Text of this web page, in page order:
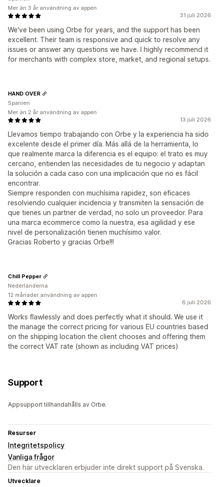
31 juli 2026
We've been using Orbe for years, and the support has been
excellent. Their team is responsive and quick to resolve any
issues or answer any questions we have. I highly recommend it
for merchants with complex store, market, and regional setups.
Mer än 3 år användning av appen
13 juli 2026
Llevamos tiempo trabajando con Orbe y la experiencia ha sido
excelente desde el primer día. Más allá de la herramienta, lo
que realmente marca la diferencia es el equipo: el trato es muy
cercano, entienden las necesidades de tu negocio y adaptan
la solución a cada caso con una implicación que no es fácil
encontrar.
Siempre responden con muchísima rapidez, son eficaces
resolviendo cualquier incidencia y transmiten la sensación de
que tienes un partner de verdad, no solo un proveedor. Para
una marca ecommerce como la nuestra, esa agilidad y ese
nivel de personalización tienen muchísimo valor.
Gracias Roberto y gracias Orbe!!!
HAND OVER
Spanien
Mer än 2 år användning av appen
6 juli 2026
Works flawlessly and does perfectly what it should. We use it
the manage the correct pricing for various EU countries based
on the shipping location the client chooses and offering them
the correct VAT rate (shown as including VAT prices)
Chill Pepper
Nederländerna
12 månader användning av appen
Support
Appsupport tillhandahålls av Orbe.
Resurser
Integritetspolicy
Vanliga frågor
Den här utvecklaren erbjuder inte direkt support på Svenska.
Utvecklare